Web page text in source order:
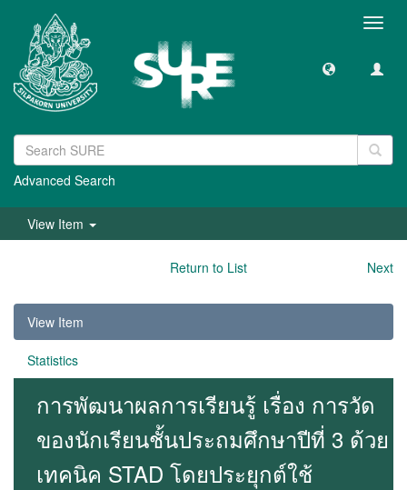
Advanced Search
View Item
Return to List Next
View Item
Statistics
การพัฒนาผลการเรียนรู้ เรื่อง การวัด
ของนักเรียนชั้นประถมศึกษาปีที่ 3 ด้วย
เทคนิค STAD โดยประยุกต์ใช้